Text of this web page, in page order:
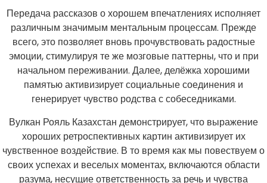
Передача рассказов о хорошем впечатлениях исполняет
различным значимым ментальным процессам. Прежде
всего, это позволяет вновь прочувствовать радостные
эмоции, стимулируя те же мозговые паттерны, что и при
начальном переживании. Далее, делёжка хорошими
памятью активизирует социальные соединения и
генерирует чувство родства с собеседниками.
Вулкан Рояль Казахстан демонстрирует, что выражение
хороших ретроспективных картин активизирует их
чувственное воздействие. В то время как мы повествуем о
своих успехах и веселых моментах, включаются области
разума, несущие ответственность за речь и чувства